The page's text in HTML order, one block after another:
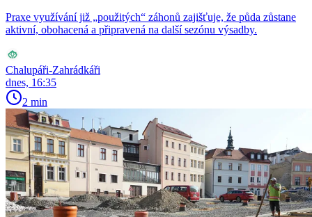
Praxe využívání již „použitých“ záhonů zajišťuje, že půda zůstane
aktivní, obohacená a připravená na další sezónu výsadby.
Chalupáři-Zahrádkáři
dnes, 16:35
2 min